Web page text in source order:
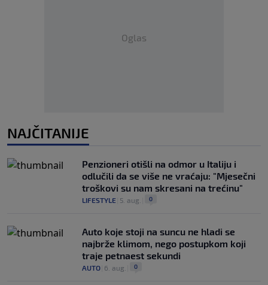
Oglas
NAJČITANIJE
Penzioneri otišli na odmor u Italiju i
odlučili da se više ne vraćaju: "Mjesečni
troškovi su nam skresani na trećinu"
LIFESTYLE 5. aug. 0
Auto koje stoji na suncu ne hladi se
najbrže klimom, nego postupkom koji
traje petnaest sekundi
AUTO 6. aug. 0